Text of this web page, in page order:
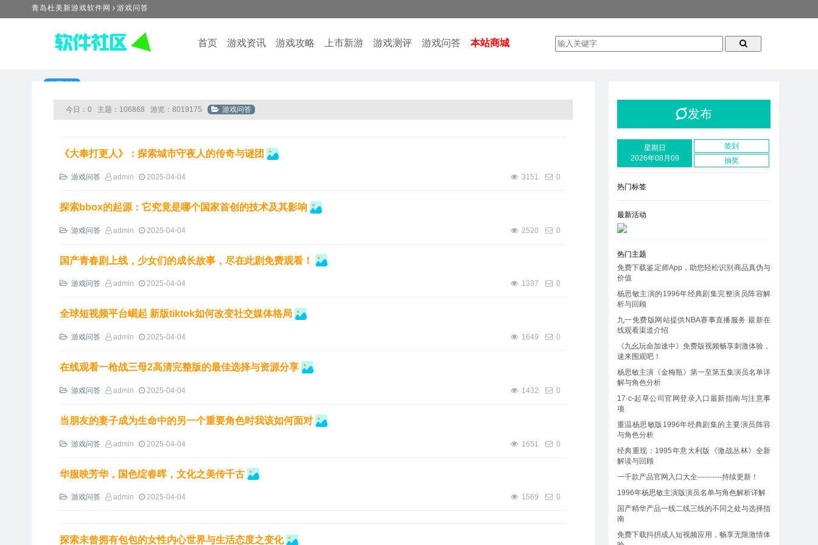
青岛杜美新游戏软件网 游戏问答
首页 游戏资讯 游戏攻略 上市新游 游戏测评 游戏问答 本站商城
今日：0 主题：106868 游览：8019175 游戏问答
《大奉打更人》：探索城市守夜人的传奇与谜团
游戏问答 admin 2025-04-04 3151 0
探索bbox的起源：它究竟是哪个国家首创的技术及其影响
游戏问答 admin 2025-04-04 2520 0
国产青春剧上线，少女们的成长故事，尽在此剧免费观看！
游戏问答 admin 2025-04-04 1337 0
全球短视频平台崛起 新版tiktok如何改变社交媒体格局
游戏问答 admin 2025-04-04 1649 0
在线观看一枪战三母2高清完整版的最佳选择与资源分享
游戏问答 admin 2025-04-04 1432 0
当朋友的妻子成为生命中的另一个重要角色时我该如何面对
游戏问答 admin 2025-04-04 1651 0
华服映芳华，国色绽春晖，文化之美传千古
游戏问答 admin 2025-04-04 1569 0
探索未曾拥有包包的女性内心世界与生活态度之变化
发布
星期日
2026年08月09
签到
抽奖
热门标签
最新活动
热门主题
免费下载鉴定师App，助您轻松识别商品真伪与
价值
杨思敏主演的1996年经典剧集完整演员阵容解
析与回顾
九一免费版网站提供NBA赛事直播服务 最新在
线观看渠道介绍
《九幺玩命加速中》免费版视频畅享刺激体验，
速来围观吧！
杨思敏主演《金梅瓶》第一至第五集演员名单详
解与角色分析
17·c-起草公司官网登录入口最新指南与注意事
项
重温杨思敏版1996年经典剧集的主要演员阵容
与角色分析
经典重现：1995年意大利版《激战丛林》全新
解读与回顾
一千款产品官网入口大全----------持续更新！
1996年杨思敏主演版演员名单与角色解析详解
国产精华产品一线二线三线的不同之处与选择指
南
免费下载抖抈成人短视频应用，畅享无限激情体